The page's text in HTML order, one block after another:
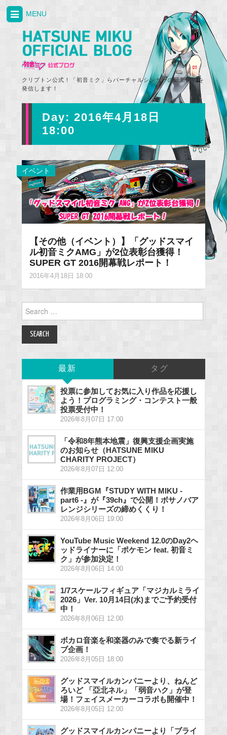
クリプトン公式！「初音ミク」らバーチャルシンガーの最新情報を
発信します！
MENU
Day: 2016年4月18日
18:00
イベント
【その他（イベント）】「グッドスマイ
ル初音ミクAMG」が2位表彰台獲得！
SUPER GT 2016開幕戦レポート！
2016年4月18日 18:00
for:
最新 タグ
投票に参加してお気に入り作品を応援し
よう！プログラミング・コンテスト一般
投票受付中！
2026年8月07日 17:00
「令和8年熊本地震」復興支援企画実施
のお知らせ（HATSUNE MIKU
CHARITY PROJECT）
2026年8月07日 12:00
作業用BGM『STUDY WITH MIKU -
part6 -』が『39ch』で公開！ボサノバア
レンジシリーズの締めくくり！
2026年8月06日 19:00
YouTube Music Weekend 12.0のDay2ヘ
ッドライナーに「ポケモン feat. 初音ミ
ク」が参加決定！
2026年8月06日 14:00
1/7スケールフィギュア「マジカルミライ
2026」Ver. 10月14日(水)までご予約受付
中！
2026年8月06日 12:00
ボカロ音楽を和楽器のみで奏でる新ライ
ブ企画！
2026年8月05日 18:00
グッドスマイルカンパニーより、ねんど
ろいど 「亞北ネル」「弱音ハク」が登
場！フェイスメーカーコラボも開催中！
2026年8月05日 12:00
グッドスマイルカンパニーより「ブライ